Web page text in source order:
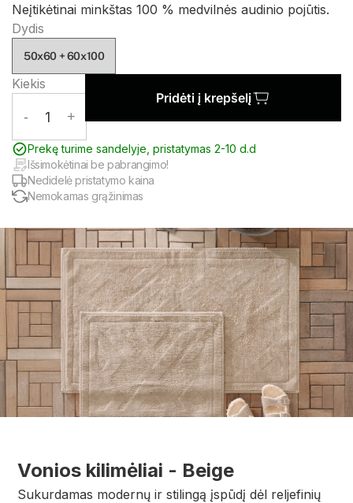
Neįtikėtinai minkštas 100 % medvilnės audinio pojūtis.
Dydis
50x60 + 60x100
Kiekis
- 1 +
Pridėti į krepšelį
Prekę turime sandelyje, pristatymas 2-10 d.d
Išsimokėtinai be pabrangimo!
Nedidelė pristatymo kaina
Nemokamas grąžinimas
Vonios kilimėliai - Beige
Sukurdamas modernų ir stilingą įspūdį dėl reljefinių